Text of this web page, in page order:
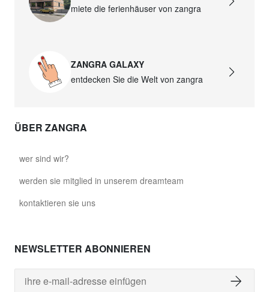
miete die ferienhäuser von zangra
ZANGRA GALAXY
entdecken Sie die Welt von zangra
ÜBER ZANGRA
wer sind wir?
werden sie mitglied in unserem dreamteam
kontaktieren sie uns
NEWSLETTER ABONNIEREN